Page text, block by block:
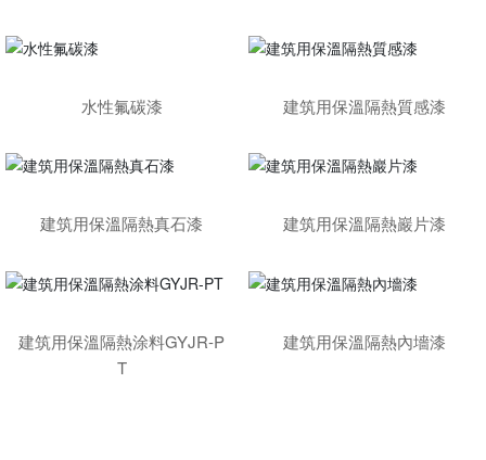
水性氟碳漆 建筑用保溫隔熱質感漆
建筑用保溫隔熱真石漆 建筑用保溫隔熱巖片漆
建筑用保溫隔熱涂料GYJR-P
T
建筑用保溫隔熱內墻漆